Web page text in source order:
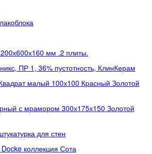
мм .2 плиты.
ПР 1, 36% пустотность, КлинКерам
малый 100х100 Красный Золотой
с мрамором 300х175х150 Золотой
для стен
коллекция Сота